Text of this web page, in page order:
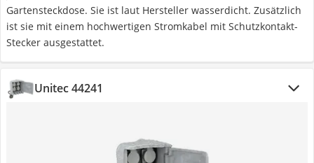
Gartensteckdose. Sie ist laut Hersteller wasserdicht. Zusätzlich
ist sie mit einem hochwertigen Stromkabel mit Schutzkontakt-
Stecker ausgestattet.
Unitec 44241